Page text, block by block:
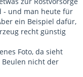
- und man heute für
ein Beispiel dafür,
recht günstig
Foto, da sieht
Beulen nicht der